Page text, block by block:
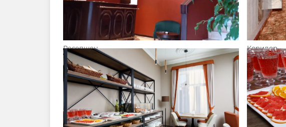
Ресепшен Коридор